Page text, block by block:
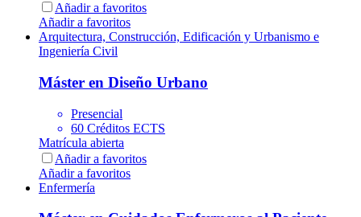
Añadir a favoritos
Añadir a favoritos
Arquitectura, Construcción, Edificación y Urbanismo e
Ingeniería Civil
Máster en Diseño Urbano
Presencial
60 Créditos ECTS
Matrícula abierta
Añadir a favoritos
Añadir a favoritos
Enfermería